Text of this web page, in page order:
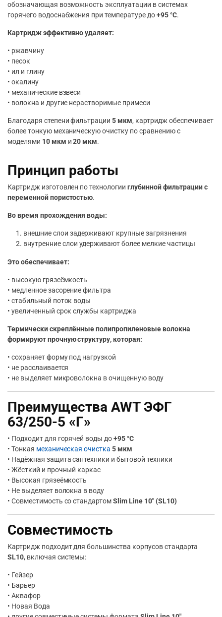
обозначающая возможность эксплуатации в системах
горячего водоснабжения при температуре до+95 °C.
Картридж эффективно удаляет:
• ржавчину
• песок
• ил и глину
• окалину
• механические взвеси
• волокна и другие нерастворимые примеси
Благодаря степени фильтрации5 мкм, картридж обеспечивает
более тонкую механическую очистку по сравнению с
моделями 10 мкм и20 мкм.
Принцип работы
Картридж изготовлен по технологии глубинной фильтрации с
переменной пористостью.
Во время прохождения воды:
внешние слои задерживают крупные загрязнения
внутренние слои удерживают более мелкие частицы
Это обеспечивает:
• высокую грязеёмкость
• медленное засорение фильтра
• стабильный поток воды
• увеличенный срок службы картриджа
Термически скреплённые полипропиленовые волокна
формируют прочную структуру, которая:
• сохраняет форму под нагрузкой
• не расслаивается
• не выделяет микроволокна в очищенную воду
Преимущества AWT ЭФГ
63/250-5 «Г»
• Подходит для горячей воды до+95 °C
• Тонкая механическая очистка 5 мкм
• Надёжная защита сантехники и бытовой техники
• Жёсткий и прочный каркас
• Высокая грязеёмкость
• Не выделяет волокна в воду
• Совместимость со стандартомSlim Line 10″ (SL10)
Совместимость
Картридж подходит для большинства корпусов стандарта
SL10, включая системы:
• Гейзер
• Барьер
• Аквафор
• Новая Вода